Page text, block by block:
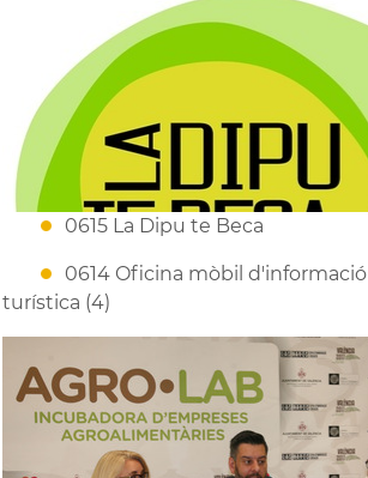
0615 La Dipu te Beca
0614 Oficina mòbil d'informació
turística (4)